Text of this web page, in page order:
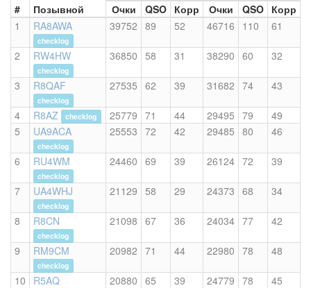
# Позывной
Очки
QSO Корр Очки QSO Корр
1
RA8AWA
checklog
39752 89 52 46716 110 61
2 RW4HW
checklog
36850 58 31 38290 60 32
3 R8QAF
checklog
27535 62 39 31682 74 43
4 R8AZ checklog 25779 71 44 29495 79
49
5
UA9ACA
checklog
25553 72 42 29485 80 46
6 RU4WM
checklog
24460 69 39 26124 72 39
7 UA4WHJ
checklog
21129 58 29 24373 68 34
8 R8CN
checklog
21098 67 36 24034 77 42
9 RM9CM
checklog
20982 71 44 22980 78 48
10 R5AQ 20880 65 39 24779 78 45